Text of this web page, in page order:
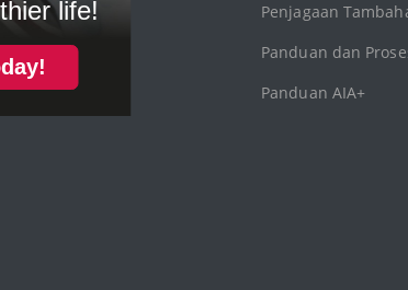
Penjagaan
Panduan dan
Panduan AIA+